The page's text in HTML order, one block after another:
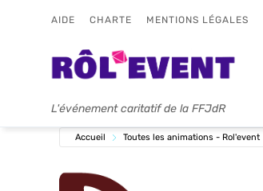
AIDE CHARTE MENTIONS LÉGALES
L'événement caritatif de la FFJdR
Accueil Toutes les animations - Rol'event